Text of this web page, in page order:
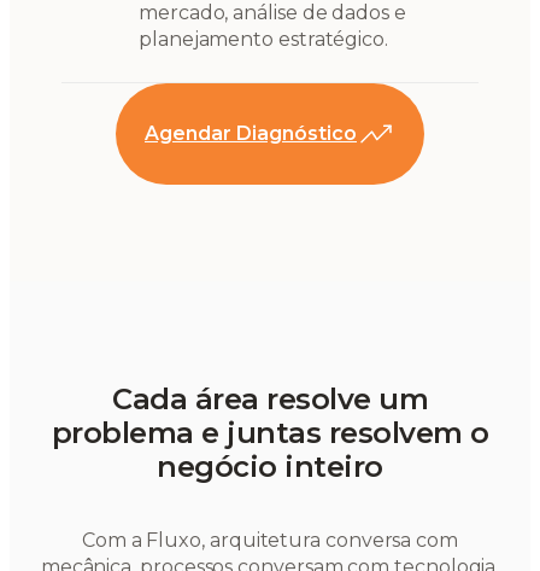
mercado, análise de dados e
planejamento estratégico.
Agendar Diagnóstico
Cada área resolve um
problema e juntas resolvem o
negócio inteiro
Com a Fluxo, arquitetura conversa com